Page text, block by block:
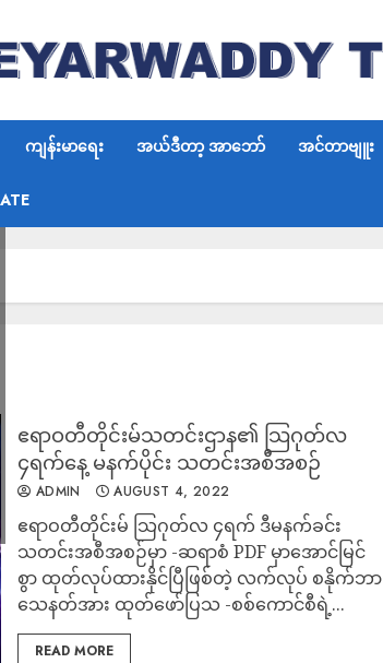
ကျန်းမာရေး အယ်ဒီတာ့ အာဘော် အင်တာဗျူး
ဧရာဝတီတိုင်းမ်သတင်းဌာန၏ သြဂုတ်လ
၄ရက်နေ့ မနက်ပိုင်း သတင်းအစီအစဉ်
ADMIN AUGUST 4, 2022
ဧရာဝတီတိုင်းမ် သြဂုတ်လ ၄ရက် ဒီမနက်ခင်း
သတင်းအစီအစဉ်မှာ -ဆရာစံ PDF မှာအောင်မြင်
စွာ ထုတ်လုပ်ထားနိုင်ပြီဖြစ်တဲ့ လက်လုပ် စနိုက်ဘာ
သေနတ်အား ထုတ်ဖော်ပြသ -စစ်ကောင်စီရဲ့...
READ MORE